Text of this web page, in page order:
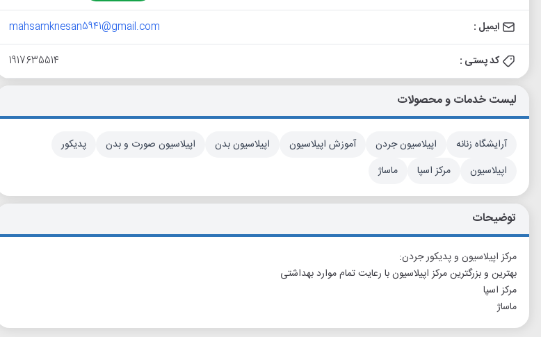
ایمیل : mahsamknesan5941@gmail.com
کد پستی : 1917635514
لیست خدمات و محصولات
آرایشگاه زنانه اپیلاسیون جردن آموزش اپیلاسیون اپیلاسیون بدن اپیلاسیون صورت و بدن
پدیکور
اپیلاسیون
مرکز اسپا ماساژ
توضیحات
مرکز اپیلاسیون و پدیکور جردن:
بهترین و بزرگترین مرکز اپیلاسیون با رعایت تمام موارد بهداشتی
مرکز اسپا
ماساژ